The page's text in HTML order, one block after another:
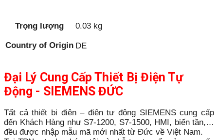
Trọng lượng 0.03 kg
Country of Origin DE
Đại Lý Cung Cấp Thiết Bị Điện Tự
Động - SIEMENS ĐỨC
Tất cả thiết bị điện – điện tự động SIEMENS cung cấp
đến Khách Hàng như S7-1200, S7-1500, HMI, biến tần,…
đều được nhập mẫu mã mới nhất từ Đức về Việt Nam.